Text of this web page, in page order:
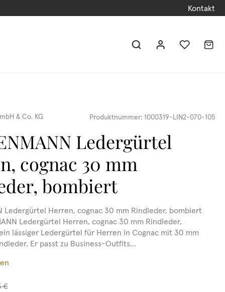
Kontakt
& Co. KG Produktnummer: 1000319-LIN2-070-105
Ledergürtel
cognac 30 mm
bombiert
Ledergürtel Herren, cognac 30 mm Rindleder, bombiert
Ledergürtel Herren, cognac 30 mm Rindleder,
lässiger Ledergürtel für Herren in Cognac mit 30 mm
Er passt zu Business-Outfits...
€